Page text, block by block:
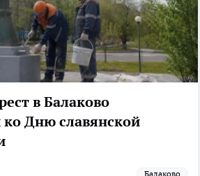
в Балаково
ко Дню славянской
Балаково